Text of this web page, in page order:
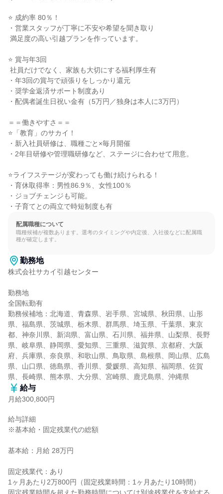
⭐ 成約率 80％！
・営業スタッフが丁寧に不安や希望を聞き取り
⭐ 賞与年3回
・年3回の賞与で頑張りをしっかり還元
・奨学金返済サポート制度あり
・配偶者誕生日祝い金有（5万円／独身は本人に3万円）
＝＝働きやすさ＝＝
⭐「教育」のサカイ！
・新入社員研修は、職種ごと×毎月開催
・2年目研修や管理職研修など、ステージに合わせて用意。
⭐ライフステージが変わっても働け続けられる！
・育休取得率：男性86.9％、女性100％
・ジョブチェンジも可能。
・子育てとの両立で時短制度も有
配属職種について
職種候補が複数あります。選考のタイミングや内定後、入社後などに配属職
種が確定します。
勤務地
株式会社サカイ引越センター
勤務地
全国転勤有
勤務候補地：北海道、青森県、岩手県、宮城県、秋田県、山形
県、福島県、茨城県、栃木県、群馬県、埼玉県、千葉県、東京
都、神奈川県、新潟県、富山県、石川県、福井県、山梨県、長野
県、岐阜県、静岡県、愛知県、三重県、滋賀県、京都府、大阪
府、兵庫県、奈良県、和歌山県、鳥取県、島根県、岡山県、広島
県、山口県、徳島県、香川県、愛媛県、高知県、福岡県、佐賀
県、長崎県、熊本県、大分県、宮崎県、鹿児島県、沖縄県
給与
月給300,800円
給与詳細
※基本給・固定残業代の総額
基本給：月給 28万円
固定残業代：あり
1ヶ月あたり2万800円（固定残業時間：1ヶ月あたり10時間）